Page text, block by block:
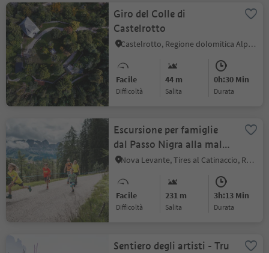
Giro del Colle di
Castelrotto
Castelrotto, Regione dolomitica Alpe di Siusi
Facile
Difficoltà
44 m
Salita
0h:30 Min
durata
Escursione per famiglie
dal Passo Nigra alla malga
Hagner Alm
Nova Levante, Tires al Catinaccio, Regione dolomitica Alpe di Siusi
Facile
Difficoltà
231 m
Salita
3h:13 Min
durata
Sentiero degli artisti - Tru